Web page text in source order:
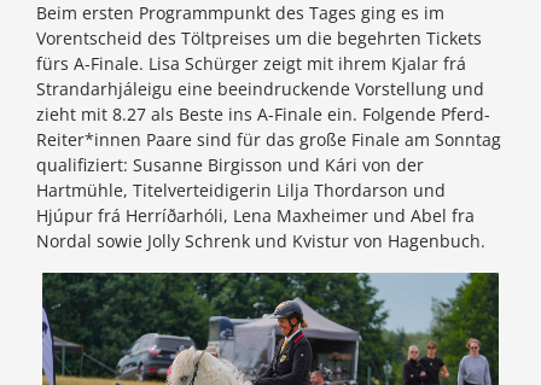
Beim ersten Programmpunkt des Tages ging es im
Vorentscheid des Töltpreises um die begehrten Tickets
fürs A-Finale. Lisa Schürger zeigt mit ihrem Kjalar frá
Strandarhjáleigu eine beeindruckende Vorstellung und
zieht mit 8.27 als Beste ins A-Finale ein. Folgende Pferd-
Reiter*innen Paare sind für das große Finale am Sonntag
qualifiziert: Susanne Birgisson und Kári von der
Hartmühle, Titelverteidigerin Lilja Thordarson und
Hjúpur frá Herríðarhóli, Lena Maxheimer und Abel fra
Nordal sowie Jolly Schrenk und Kvistur von Hagenbuch.